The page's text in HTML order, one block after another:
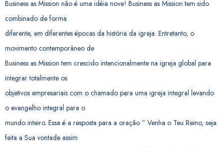
Business as Mission não é uma idéia nova! Business as Mission tem sido
combinado de forma
diferente, em diferentes épocas da história da igreja. Entretanto, o
movimento contemporâneo de
Business as Mission tem crescido intencionalmente na igreja global para
integrar totalmente os
objetivos empresariais com o chamado para uma igreja integral levando
o evangelho integral para o
mundo inteiro. Essa é a resposta para a oração ” Venha o Teu Reino, seja
feita a Sua vontade assim